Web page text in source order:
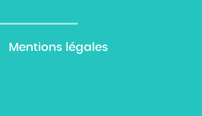
Mentions légales